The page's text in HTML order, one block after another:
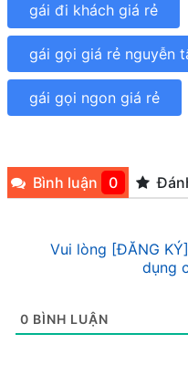
gái đi khách giá rẻ
gái gọi giá rẻ nguyễn
gái gọi ngon giá rẻ
Bình luận 0
Vui lòng [ĐĂNG
dụng
0 BÌNH LUẬN